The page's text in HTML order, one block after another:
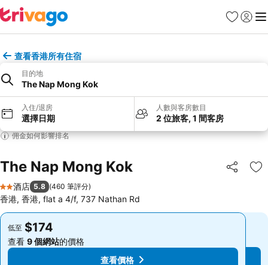
收藏夾
登入 選
查看香港所有住宿
目的地
The Nap Mong Kok
入住/退房
選擇日期
人數與客房數目
2 位旅客, 1 間客房
佣金如何影響排名
The Nap Mong Kok 分享
放
2 星級
酒店 5.8 (460 筆評分)
香港, 香港, flat a 4/f, 737 Nathan Rd
低至 $174
查看 9 個網站的價格
查看價格
低至 $174
查看 9 個網站的價格
查看價格